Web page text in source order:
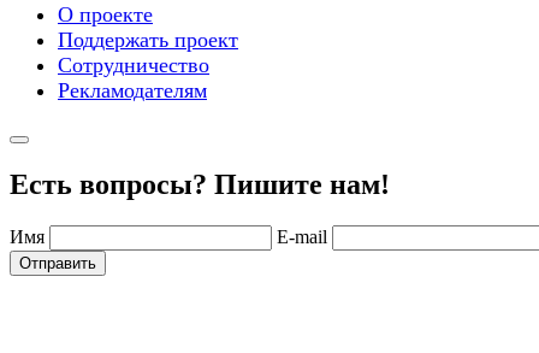
О проекте
Поддержать проект
Сотрудничество
Рекламодателям
Есть вопросы? Пишите нам!
Имя E-mail